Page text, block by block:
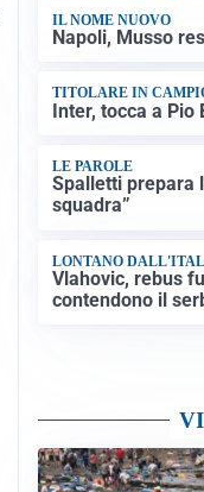
IL NOME NUOVO
Napoli, Musso
TITOLARE IN
Inter, tocca a Pio
LE PAROLE
Spalletti prepara
squadra”
LONTANO
Vlahovic, rebus
contendono il